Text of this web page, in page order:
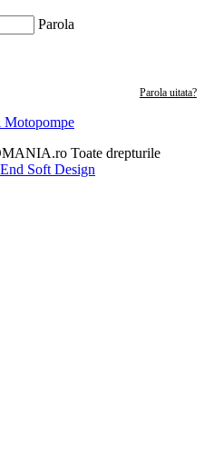
Parola
Parola uitata?
Toate drepturile
End Soft Design